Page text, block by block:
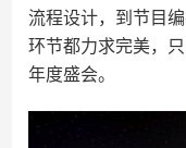
流程设计，到节目
环节都力求完美，
年度盛会。